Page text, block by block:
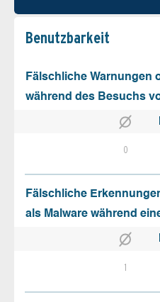
Benutz­barkeit
Fälschliche Warnungen
während des Besuchs
0
Fälschliche
als Malware während
1